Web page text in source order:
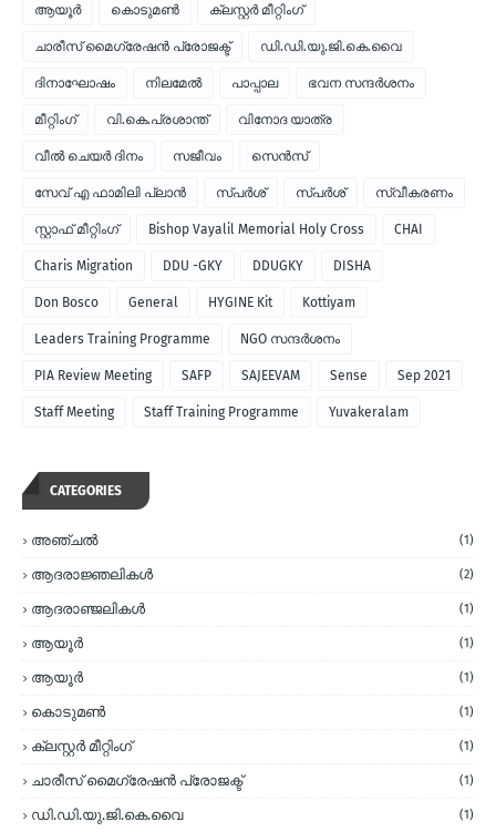
ആയൂർ കൊടുമണ്‍ ക്ലസ്റ്റര്‍ മീറ്റിംഗ്
ചാരീസ് മൈഗ്രേഷന്‍ പ്രോജക്ട് ഡി.ഡി.യു.ജി.കെ.വൈ
ദിനാഘോഷം നിലമേല്‍ പാപ്പാല ഭവന സന്ദര്‍ശനം
മീറ്റിംഗ് വി.കെ.പ്രശാന്ത് വിനോദ യാത്ര
വീല്‍ ചെയര്‍ ദിനം സജീവം സെന്‍സ്
സേവ് എ ഫാമിലി പ്ലാന്‍ സ്പര്‍ശ് സ്പർശ് സ്വീകരണം
സ്റ്റാഫ് മീറ്റിംഗ് Bishop Vayalil Memorial Holy Cross CHAI
Charis Migration DDU -GKY DDUGKY DISHA
Don Bosco General HYGINE Kit Kottiyam
Leaders Training Programme NGO സന്ദര്‍ശനം
PIA Review Meeting SAFP SAJEEVAM Sense Sep 2021
Staff Meeting Staff Training Programme Yuvakeralam
CATEGORIES
അഞ്ചല്‍ (1)
ആദരാജ്ഞലികള്‍ (2)
ആദരാഞ്ജലികള്‍ (1)
ആയൂര്‍ (1)
ആയൂർ (1)
കൊടുമണ്‍ (1)
ക്ലസ്റ്റര്‍ മീറ്റിംഗ് (1)
ചാരീസ് മൈഗ്രേഷന്‍ പ്രോജക്ട് (1)
ഡി.ഡി.യു.ജി.കെ.വൈ (1)